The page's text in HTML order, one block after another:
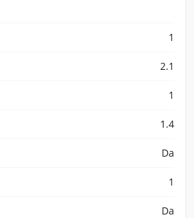
1
2.1
1
1.4
Da
1
Da